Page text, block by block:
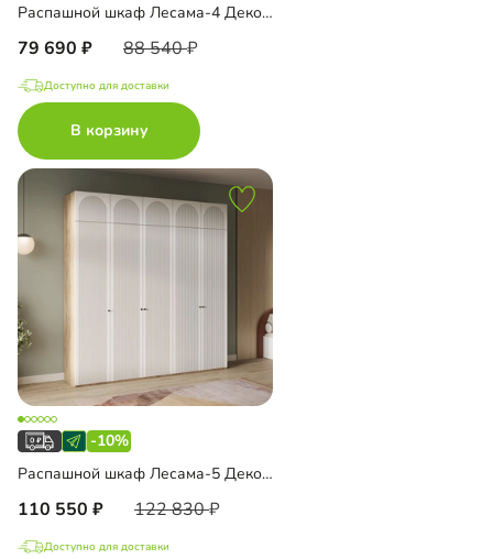
Распашной шкаф Лесама-4 Декор 1 с антресолью
79 690 88 540
Доступно для доставки
В корзину
-10%
Распашной шкаф Лесама-5 Декор 1 с антресолью
110 550 122 830
Доступно для доставки